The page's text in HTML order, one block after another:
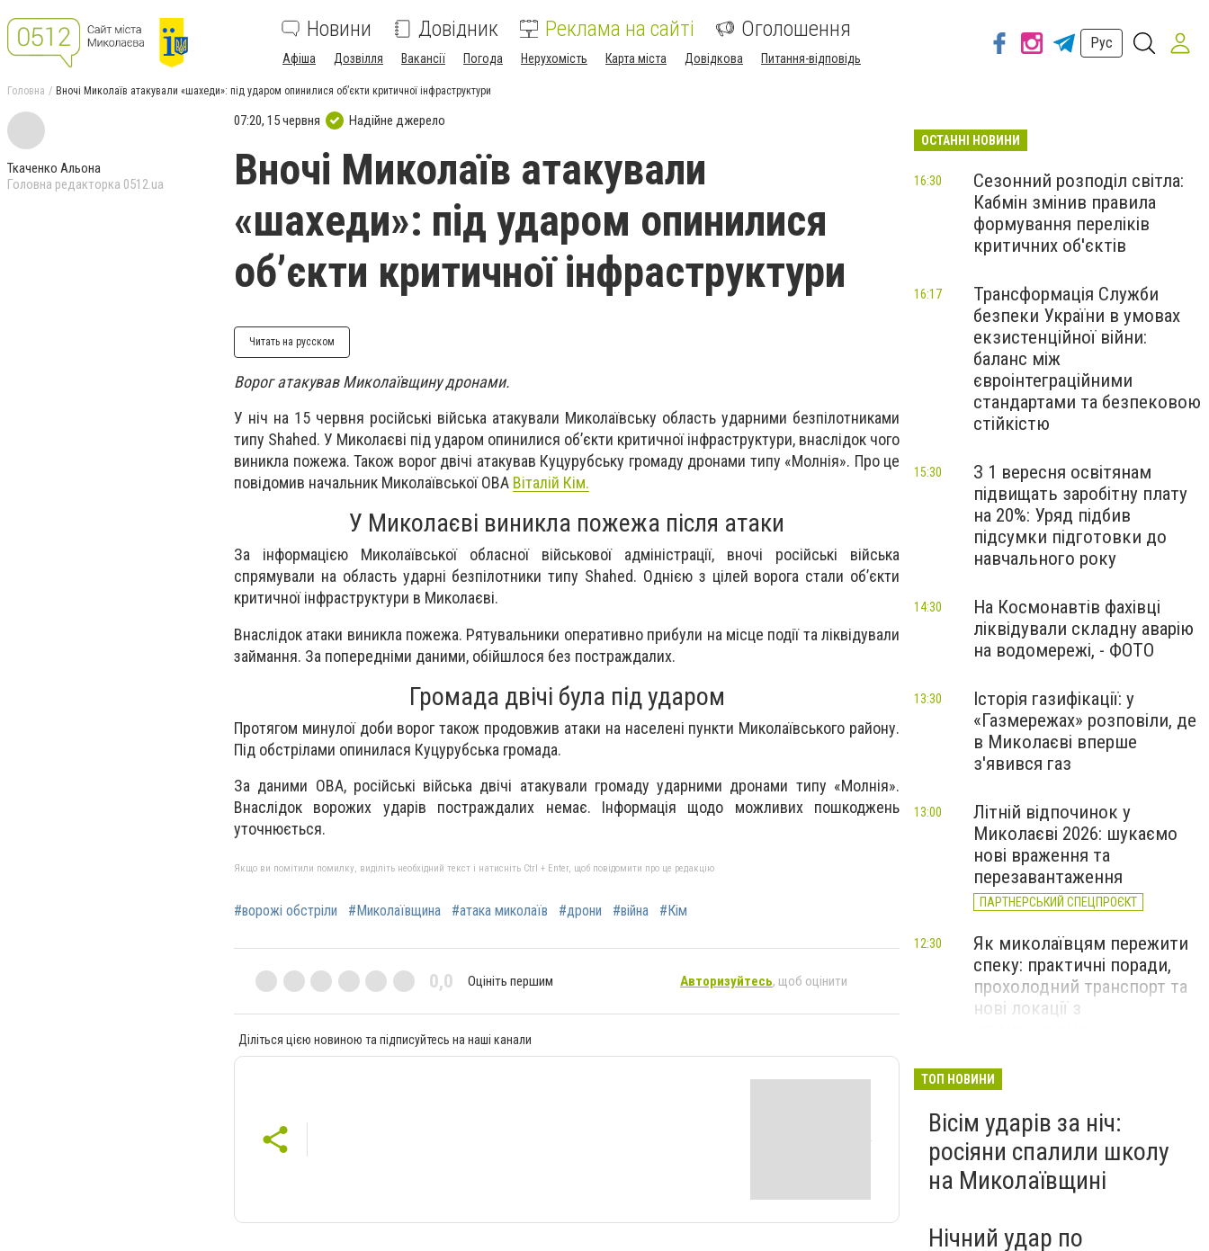
Новини Довідник Реклама на сайті Оголошення
Афіша Дозвілля Вакансії Погода Нерухомість Карта міста Довідкова Питання-відповідь
Рус
Головна Вночі Миколаїв атакували «шахеди»: під ударом опинилися об’єкти критичної інфраструктури
Ткаченко Альона
Головна редакторка 0512.ua
07:20, 15 червня Надійне джерело
Вночі Миколаїв атакували
«шахеди»: під ударом опинилися
об’єкти критичної інфраструктури
Читать на русском
Ворог атакував Миколаївщину дронами.
У ніч на 15 червня російські війська атакували Миколаївську область ударними безпілотниками
типу Shahed. У Миколаєві під ударом опинилися об’єкти критичної інфраструктури, внаслідок чого
виникла пожежа. Також ворог двічі атакував Куцурубську громаду дронами типу «Молнія». Про це
повідомив начальник Миколаївської ОВА Віталій Кім.
У Миколаєві виникла пожежа після атаки
За інформацією Миколаївської обласної військової адміністрації, вночі російські війська
спрямували на область ударні безпілотники типу Shahed. Однією з цілей ворога стали об’єкти
критичної інфраструктури в Миколаєві.
Внаслідок атаки виникла пожежа. Рятувальники оперативно прибули на місце події та ліквідували
займання. За попередніми даними, обійшлося без постраждалих.
Громада двічі була під ударом
Протягом минулої доби ворог також продовжив атаки на населені пункти Миколаївського району.
Під обстрілами опинилася Куцурубська громада.
За даними ОВА, російські війська двічі атакували громаду ударними дронами типу «Молнія».
Внаслідок ворожих ударів постраждалих немає. Інформація щодо можливих пошкоджень
уточнюється.
Якщо ви помітили помилку, виділіть необхідний текст і натисніть Ctrl + Enter, щоб повідомити про це редакцію
#ворожі обстріли #Миколаївщина #атака миколаїв #дрони #війна #Кім
0,0 Оцініть першим Авторизуйтесь, щоб оцінити
Діліться цією новиною та підписуйтесь на наші канали
ОСТАННІ НОВИНИ
Сезонний розподіл світла:
Кабмін змінив правила
формування переліків
критичних об'єктів
16:30
Трансформація Служби
безпеки України в умовах
екзистенційної війни:
баланс між
євроінтеграційними
стандартами та безпековою
стійкістю
16:17
З 1 вересня освітянам
підвищать заробітну плату
на 20%: Уряд підбив
підсумки підготовки до
навчального року
15:30
На Космонавтів фахівці
ліквідували складну аварію
на водомережі, - ФОТО
14:30
Історія газифікації: у
«Газмережах» розповіли, де
в Миколаєві вперше
з'явився газ
13:30
Літній відпочинок у
Миколаєві 2026: шукаємо
нові враження та
перезавантаження
ПАРТНЕРСЬКИЙ СПЕЦПРОЄКТ
13:00
Як миколаївцям пережити
спеку: практичні поради,
прохолодний транспорт та
нові локації з
12:30
Смертельна пожежа в
добу: оперативне зведення
ДСНС, - ФОТО
11:40
ТОП НОВИНИ
Вісім ударів за ніч:
росіяни спалили школу
на Миколаївщині
Нічний удар по